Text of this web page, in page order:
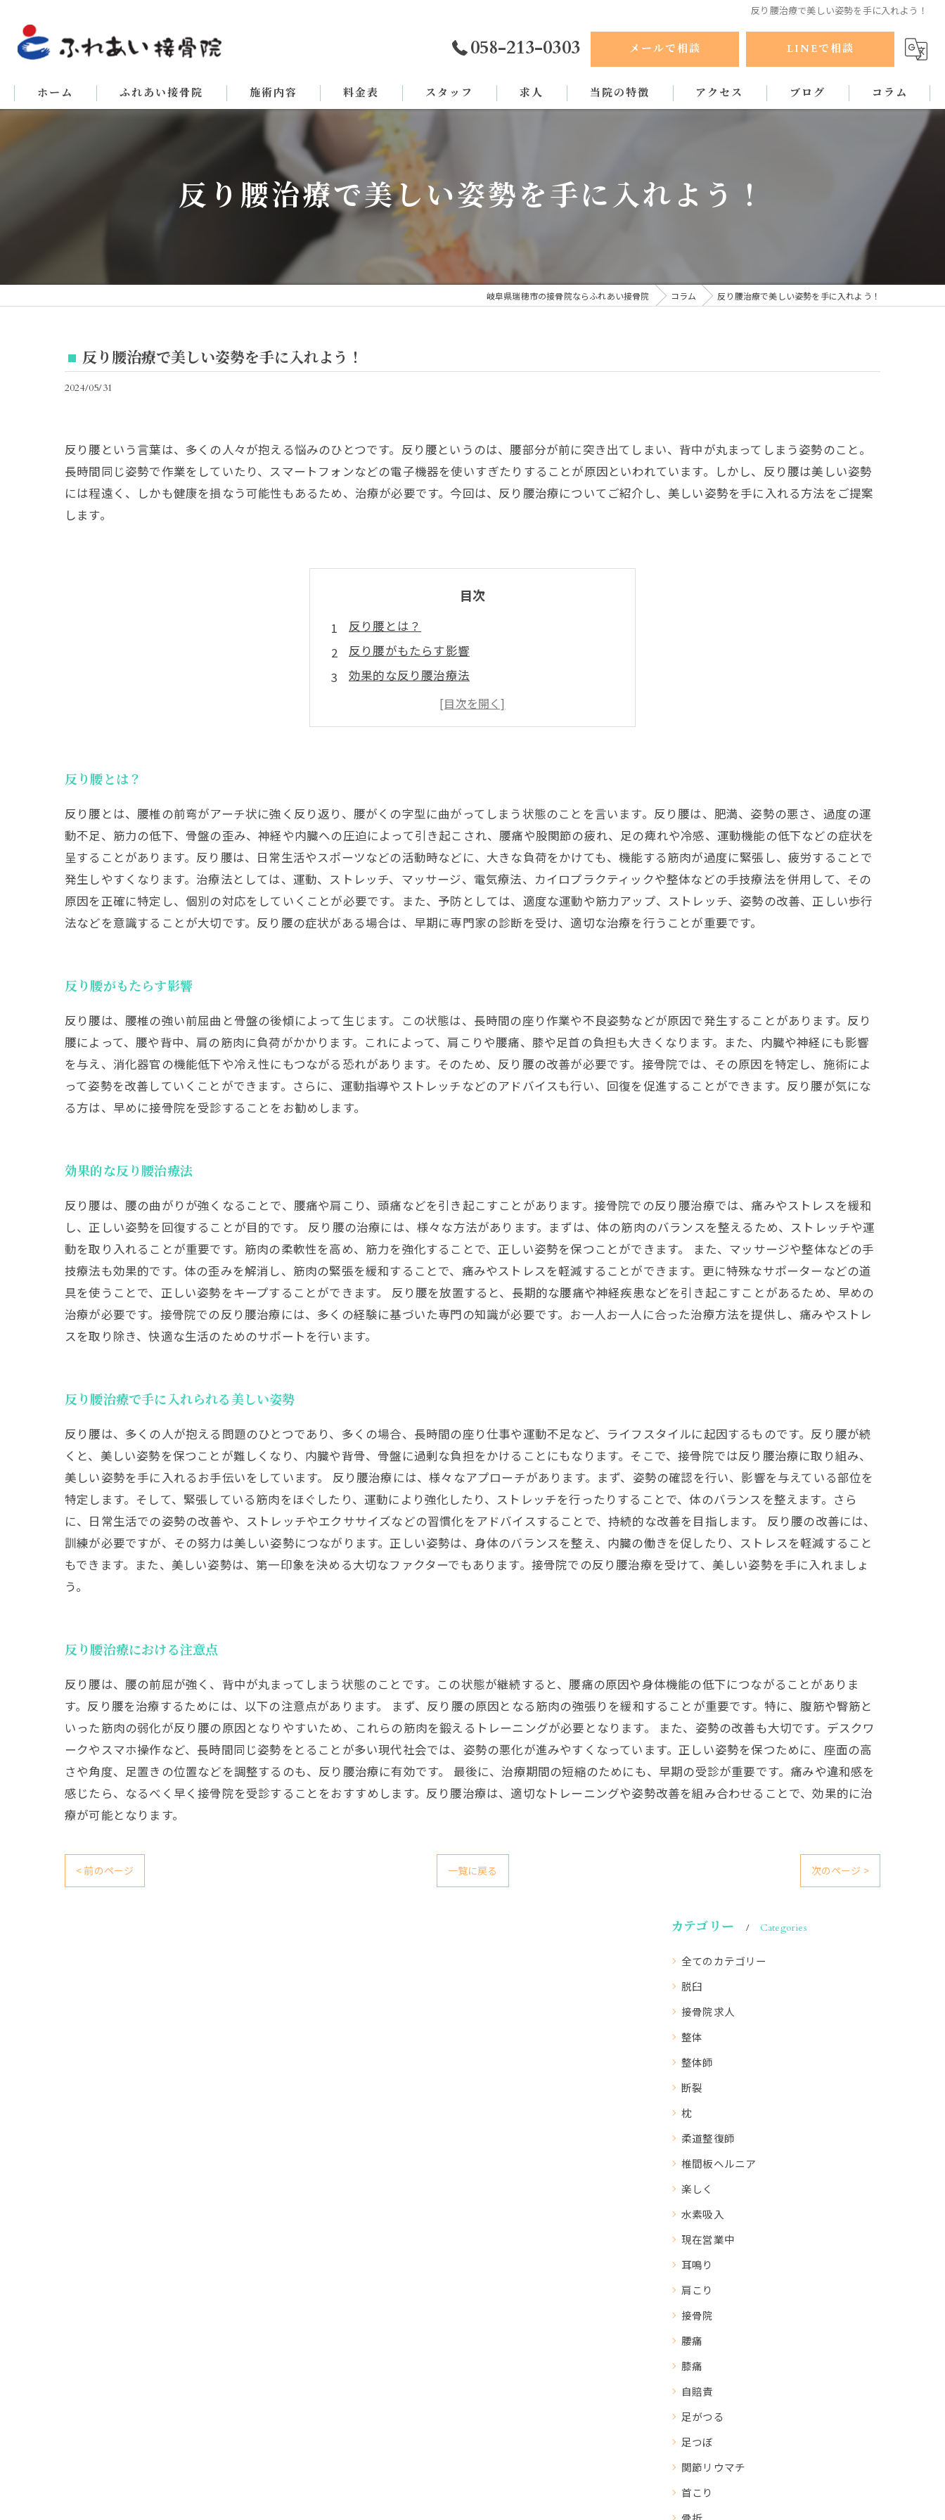
反り腰治療で美しい姿勢を手に入れよう！
058-213-0303 メールで相談 LINEで相談
ホーム ふれあい接骨院 施術内容 料金表 スタッフ 求人 当院の特徴
姿勢矯正
アクセス ブログ コラム
反り腰治療で美しい姿勢を手に入れよう！
岐阜県瑞穂市の接骨院ならふれあい接骨院 コラム 反り腰治療で美しい姿勢を手に入れよう！
反り腰治療で美しい姿勢を手に入れよう！
2024/05/31
反り腰という言葉は、多くの人々が抱える悩みのひとつです。反り腰というのは、腰部分が前に突き出てしまい、背中が丸まってしまう姿勢のこと。
長時間同じ姿勢で作業をしていたり、スマートフォンなどの電子機器を使いすぎたりすることが原因といわれています。しかし、反り腰は美しい姿勢
には程遠く、しかも健康を損なう可能性もあるため、治療が必要です。今回は、反り腰治療についてご紹介し、美しい姿勢を手に入れる方法をご提案
します。
目次
反り腰とは？
反り腰がもたらす影響
効果的な反り腰治療法
反り腰治療で手に入れられる美しい姿勢
反り腰治療における注意点
反り腰とは？
反り腰とは、腰椎の前弯がアーチ状に強く反り返り、腰がくの字型に曲がってしまう状態のことを言います。反り腰は、肥満、姿勢の悪さ、過度の運
動不足、筋力の低下、骨盤の歪み、神経や内臓への圧迫によって引き起こされ、腰痛や股関節の疲れ、足の痺れや冷感、運動機能の低下などの症状を
呈することがあります。反り腰は、日常生活やスポーツなどの活動時などに、大きな負荷をかけても、機能する筋肉が過度に緊張し、疲労することで
発生しやすくなります。治療法としては、運動、ストレッチ、マッサージ、電気療法、カイロプラクティックや整体などの手技療法を併用して、その
原因を正確に特定し、個別の対応をしていくことが必要です。また、予防としては、適度な運動や筋力アップ、ストレッチ、姿勢の改善、正しい歩行
法などを意識することが大切です。反り腰の症状がある場合は、早期に専門家の診断を受け、適切な治療を行うことが重要です。
反り腰がもたらす影響
反り腰は、腰椎の強い前屈曲と骨盤の後傾によって生じます。この状態は、長時間の座り作業や不良姿勢などが原因で発生することがあります。反り
腰によって、腰や背中、肩の筋肉に負荷がかかります。これによって、肩こりや腰痛、膝や足首の負担も大きくなります。また、内臓や神経にも影響
を与え、消化器官の機能低下や冷え性にもつながる恐れがあります。そのため、反り腰の改善が必要です。接骨院では、その原因を特定し、施術によ
って姿勢を改善していくことができます。さらに、運動指導やストレッチなどのアドバイスも行い、回復を促進することができます。反り腰が気にな
る方は、早めに接骨院を受診することをお勧めします。
効果的な反り腰治療法
反り腰は、腰の曲がりが強くなることで、腰痛や肩こり、頭痛などを引き起こすことがあります。接骨院での反り腰治療では、痛みやストレスを緩和
し、正しい姿勢を回復することが目的です。 反り腰の治療には、様々な方法があります。まずは、体の筋肉のバランスを整えるため、ストレッチや運
動を取り入れることが重要です。筋肉の柔軟性を高め、筋力を強化することで、正しい姿勢を保つことができます。 また、マッサージや整体などの手
技療法も効果的です。体の歪みを解消し、筋肉の緊張を緩和することで、痛みやストレスを軽減することができます。更に特殊なサポーターなどの道
具を使うことで、正しい姿勢をキープすることができます。 反り腰を放置すると、長期的な腰痛や神経疾患などを引き起こすことがあるため、早めの
治療が必要です。接骨院での反り腰治療には、多くの経験に基づいた専門の知識が必要です。お一人お一人に合った治療方法を提供し、痛みやストレ
スを取り除き、快適な生活のためのサポートを行います。
反り腰治療で手に入れられる美しい姿勢
反り腰は、多くの人が抱える問題のひとつであり、多くの場合、長時間の座り仕事や運動不足など、ライフスタイルに起因するものです。反り腰が続
くと、美しい姿勢を保つことが難しくなり、内臓や背骨、骨盤に過剰な負担をかけることにもなります。そこで、接骨院では反り腰治療に取り組み、
美しい姿勢を手に入れるお手伝いをしています。 反り腰治療には、様々なアプローチがあります。まず、姿勢の確認を行い、影響を与えている部位を
特定します。そして、緊張している筋肉をほぐしたり、運動により強化したり、ストレッチを行ったりすることで、体のバランスを整えます。さら
に、日常生活での姿勢の改善や、ストレッチやエクササイズなどの習慣化をアドバイスすることで、持続的な改善を目指します。 反り腰の改善には、
訓練が必要ですが、その努力は美しい姿勢につながります。正しい姿勢は、身体のバランスを整え、内臓の働きを促したり、ストレスを軽減すること
もできます。また、美しい姿勢は、第一印象を決める大切なファクターでもあります。接骨院での反り腰治療を受けて、美しい姿勢を手に入れましょ
う。
反り腰治療における注意点
反り腰は、腰の前屈が強く、背中が丸まってしまう状態のことです。この状態が継続すると、腰痛の原因や身体機能の低下につながることがありま
す。反り腰を治療するためには、以下の注意点があります。 まず、反り腰の原因となる筋肉の強張りを緩和することが重要です。特に、腹筋や臀筋と
いった筋肉の弱化が反り腰の原因となりやすいため、これらの筋肉を鍛えるトレーニングが必要となります。 また、姿勢の改善も大切です。デスクワ
ークやスマホ操作など、長時間同じ姿勢をとることが多い現代社会では、姿勢の悪化が進みやすくなっています。正しい姿勢を保つために、座面の高
さや角度、足置きの位置などを調整するのも、反り腰治療に有効です。 最後に、治療期間の短縮のためにも、早期の受診が重要です。痛みや違和感を
感じたら、なるべく早く接骨院を受診することをおすすめします。反り腰治療は、適切なトレーニングや姿勢改善を組み合わせることで、効果的に治
療が可能となります。
< 前のページ 一覧に戻る 次のページ >
カテゴリー Categories
全てのカテゴリー
脱臼
接骨院求人
整体
整体師
断裂
枕
柔道整復師
椎間板ヘルニア
楽しく
水素吸入
現在営業中
耳鳴り
肩こり
接骨院
腰痛
膝痛
自賠責
足がつる
足つぼ
関節リウマチ
首こり